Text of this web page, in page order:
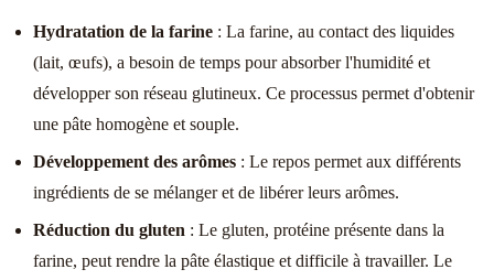
Hydratation de la farine : La farine, au contact des liquides
(lait, œufs), a besoin de temps pour absorber l'humidité et
développer son réseau glutineux. Ce processus permet d'obtenir
une pâte homogène et souple.
Développement des arômes : Le repos permet aux différents
ingrédients de se mélanger et de libérer leurs arômes.
Réduction du gluten : Le gluten, protéine présente dans la
farine, peut rendre la pâte élastique et difficile à travailler. Le